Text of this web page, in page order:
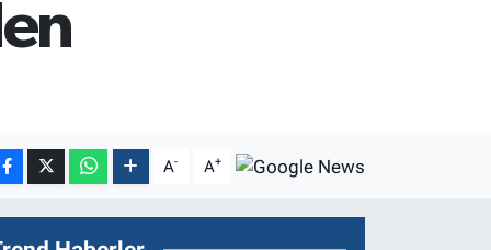
A- A+